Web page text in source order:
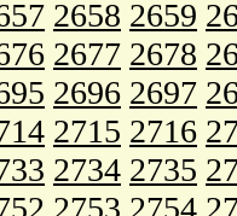
2658 2659
2677 2678
2696 2697
2715 2716
2734 2735
2753 2754